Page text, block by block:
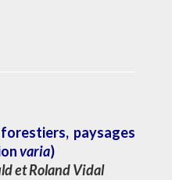
paysages
varia)
etRoland Vidal